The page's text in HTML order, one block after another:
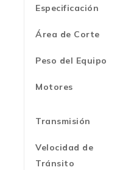
Especificación
Área de Corte
Peso del Equipo
Motores
Transmisión
Velocidad de
Tránsito